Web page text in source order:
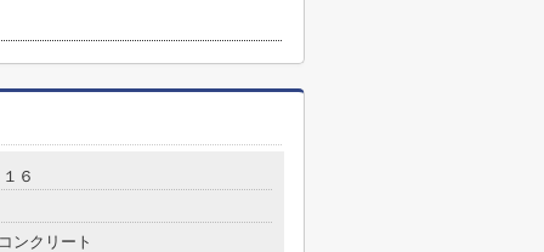
６
ンクリート